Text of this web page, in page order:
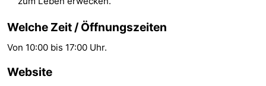
-
Spielplätze
-
Welche Zeit / Öffnungszeiten
Von 10:00 bis 17:00 Uhr.
Website